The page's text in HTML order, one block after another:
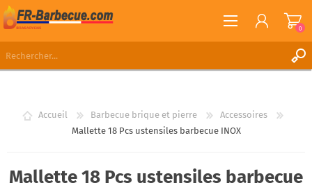
LISTE DE SOUHAITS
0
Accueil Barbecue brique et pierre
Accessoires
Mallette 18 Pcs ustensiles barbecue INOX
Mallette 18 Pcs ustensiles barbecue